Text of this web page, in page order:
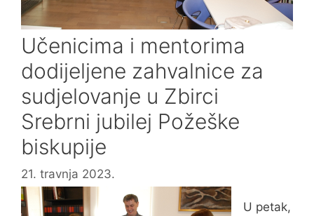
Učenicima i mentorima
dodijeljene zahvalnice za
sudjelovanje u Zbirci
Srebrni jubilej Požeške
biskupije
21. travnja 2023.
U petak,